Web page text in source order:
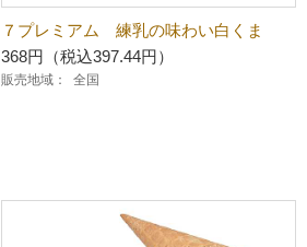
７プレミアム 練乳の味わい白くま
368円（税込397.44円）
販売地域： 全国